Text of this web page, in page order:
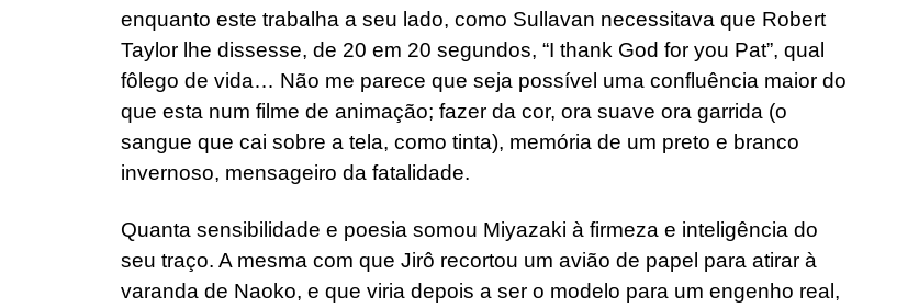
enquanto este trabalha a seu lado, como Sullavan necessitava que Robert
Taylor lhe dissesse, de 20 em 20 segundos, “I thank God for you Pat”, qual
fôlego de vida… Não me parece que seja possível uma confluência maior do
que esta num filme de animação; fazer da cor, ora suave ora garrida (o
sangue que cai sobre a tela, como tinta), memória de um preto e branco
invernoso, mensageiro da fatalidade.
Quanta sensibilidade e poesia somou Miyazaki à firmeza e inteligência do
seu traço. A mesma com que Jirô recortou um avião de papel para atirar à
varanda de Naoko, e que viria depois a ser o modelo para um engenho real,